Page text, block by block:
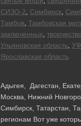
СИЗО-2
Симбирск
Тамбов Тамбовская
заключенных
Ульяновская область
Ярославская область
Адыгея, Дагестан,
Москва, Нижний
Симбирск, Татарстан,
регионам Вот уже